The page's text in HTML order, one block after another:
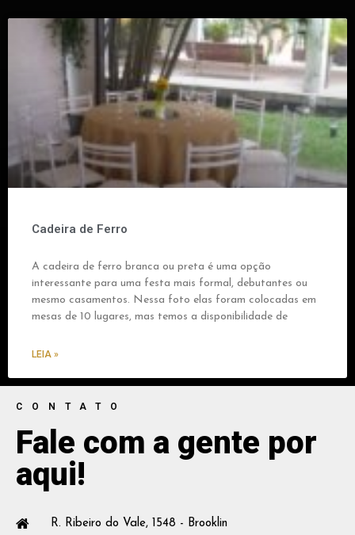
Cadeira de Ferro
A cadeira de ferro branca ou preta é uma opção
interessante para uma festa mais formal, debutantes ou
mesmo casamentos. Nessa foto elas foram colocadas em
mesas de 10 lugares, mas temos a disponibilidade de
LEIA »
CONTATO
Fale com a gente por
aqui!
R. Ribeiro do Vale, 1548 - Brooklin